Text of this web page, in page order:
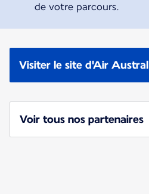
de votre parcours.
Visiter le site d'Air Austral
Voir tous nos partenaires